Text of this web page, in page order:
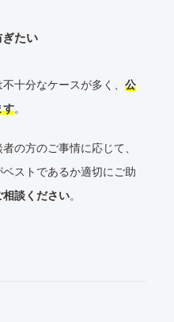
たい
十分なケースが多く、 公
す。
の方のご事情に応じて、
ストであるか適切にご助
相談ください。